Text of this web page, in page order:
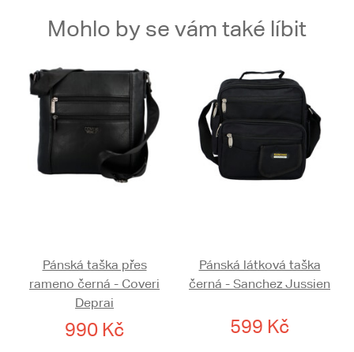
Mohlo by se vám také líbit
Pánská taška přes
rameno černá - Coveri
Deprai
990 Kč
Pánská látková taška
černá - Sanchez Jussien
599 Kč